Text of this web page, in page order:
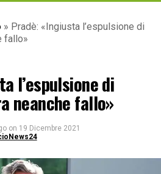
» Pradè: «Ingiusta l’espulsione di
fallo»
l’espulsione di
neanche fallo»
on 19 Dicembre 2021